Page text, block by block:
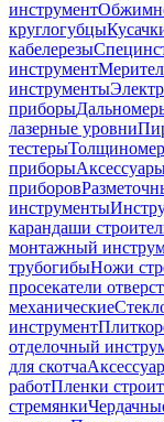
инструмент
круглогубцы
кабелерезы
инструмент
инструменты
приборы
лазерные уровни
тестеры
приборы
приборов
инструменты
карандаши
монтажный
трубогибыНожи
просекатели
механические
инструмент
отделочный
для скотча
работПленки
стремянки